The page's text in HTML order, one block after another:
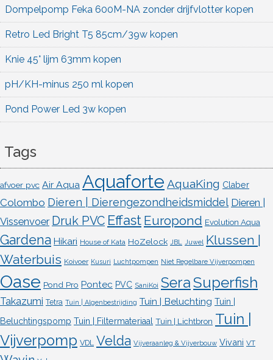
Dompelpomp Feka 600M-NA zonder drijfvlotter kopen
Retro Led Bright T5 85cm/39w kopen
Knie 45° lijm 63mm kopen
pH/KH-minus 250 ml kopen
Pond Power Led 3w kopen
Tags
afvoer pvc Air Aqua Aquaforte AquaKing Claber
Colombo Dieren | Dierengezondheidsmiddel Dieren |
Vissenvoer Druk PVC Effast Europond Evolution Aqua
Gardena Hikari House of Kata HoZelock JBL Juwel Klussen |
Waterbuis Koivoer Kusuri Luchtpompen Niet Regelbare Vijverpompen
Oase Pond Pro Pontec PVC SaniKoi SeraSuperfish
Takazumi Tetra Tuin | Algenbestrijding Tuin | Beluchting Tuin |
Beluchtingspomp Tuin | Filtermateriaal Tuin | Lichtbron Tuin |
Vijverpomp VDL Velda Vijveraanleg & Vijverbouw Vivani VT